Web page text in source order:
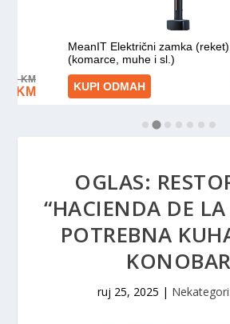
OGLAS:
“HACIENDA DE LA
POTREBNA
KONOBAR
ruj 25, 2025 |